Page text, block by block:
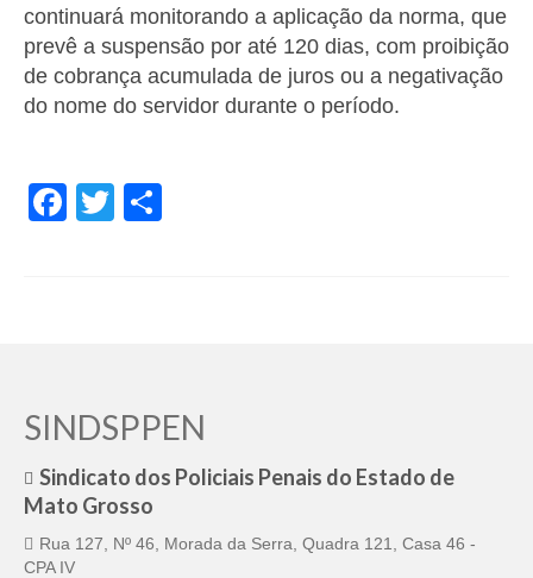
continuará monitorando a aplicação da norma, que
prevê a suspensão por até 120 dias, com proibição
de cobrança acumulada de juros ou a negativação
do nome do servidor durante o período.
Facebook
Twitter
SINDSPPEN
Sindicato dos Policiais Penais do Estado de
Mato Grosso
Rua 127, Nº 46, Morada da Serra, Quadra 121, Casa 46 -
CPA IV